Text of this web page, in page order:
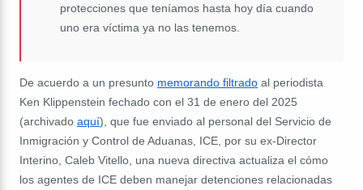
protecciones que teníamos hasta hoy día cuando
uno era víctima ya no las tenemos.
De acuerdo a un presunto memorando filtrado al periodista
Ken Klippenstein fechado con el 31 de enero del 2025
(archivado aquí), que fue enviado al personal del Servicio de
Inmigración y Control de Aduanas, ICE, por su ex-Director
Interino, Caleb Vitello, una nueva directiva actualiza el cómo
los agentes de ICE deben manejar detenciones relacionadas